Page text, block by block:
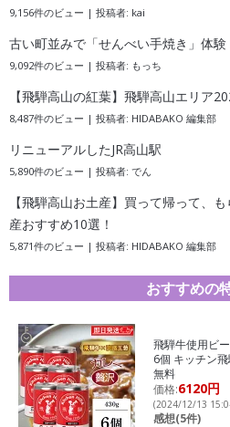
9,156件のビュー | 投稿者: kai
古い町並みで「せんべい手焼き」体験
9,092件のビュー | 投稿者: もっち
【飛騨高山の紅葉】飛騨高山エリア
8,487件のビュー | 投稿者: HIDABAKO 編集部
リニューアルしたJR高山駅
5,890件のビュー | 投稿者: でん
【飛騨高山お土産】買って帰って、
産おすすめ10選！
5,871件のビュー | 投稿者: HIDABAKO 編集部
おすすめの
飛騨牛使用ビ
6個 キッチン
無料
価格:6120円
(2024/12/13
感想(5件)